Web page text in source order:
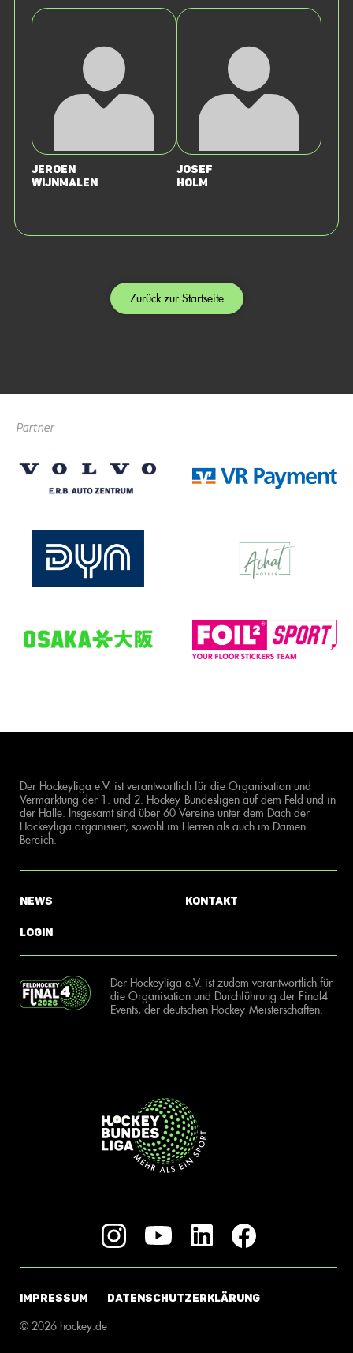
Jeroen
Wijnmalen
Josef
Holm
Zurück zur Startseite
Partner
Der Hockeyliga e.V. ist verantwortlich für die Organisation und
Vermarktung der 1. und 2. Hockey-Bundesligen auf dem Feld und in
der Halle. Insgesamt sind über 60 Vereine unter dem Dach der
Hockeyliga organisiert, sowohl im Herren als auch im Damen
Bereich.
News
Login
Kontakt
Der Hockeyliga e.V. ist zudem verantwortlich für
die Organisation und Durchführung der Final4
Events, der deutschen Hockey-Meisterschaften.
IMPRESSUM DATENSCHUTZERKLÄRUNG
© 2026 hockey.de